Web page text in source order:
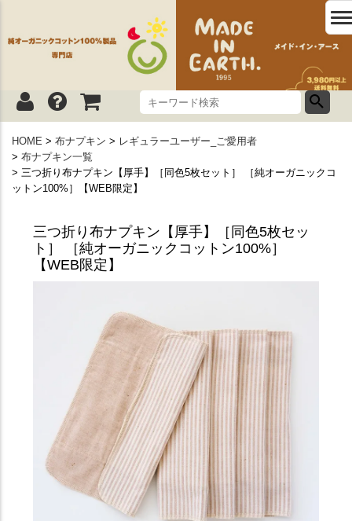
HOME 布ナプキン
レギュラーユーザー_ご愛用者
布ナプキン一覧
三つ折り布ナプキン【厚手】［同色5枚セット］ ［純オーガニックコ
ットン100%］【WEB限定】
三つ折り布ナプキン【厚手】［同色5枚セッ
ト］ ［純オーガニックコットン100%］
【WEB限定】